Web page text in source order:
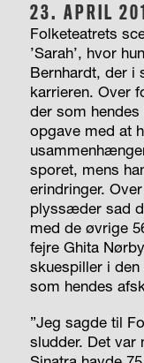
23. APRIL
Folketeatrets
’Sarah’, hvor
Bernhardt, der i
karrieren. Over
der som
opgave med at
sporet, mens
erindringer.
plyssæder sad
med de øvrige
fejre Ghita
skuespiller i
som hendes
”Jeg sagde til
sludder. Det var